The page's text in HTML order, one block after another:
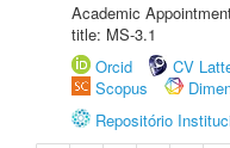
Academic
title: MS-3.1
Orcid
CV
Scopus
Repositório